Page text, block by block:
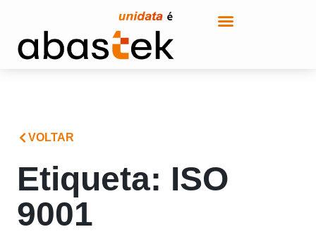
VOLTAR
Etiqueta: ISO
9001